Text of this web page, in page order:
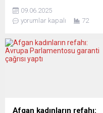
can veriyor. Uluslararası
hukuk diyor ki: Yardım
sistematik bir kuşatma
altında. Ama Avrupa, ısrarla
kişi, ülkenin dört bir
09.06.2025
yorumlar kapalı
72
Afgan kadınların refahı: